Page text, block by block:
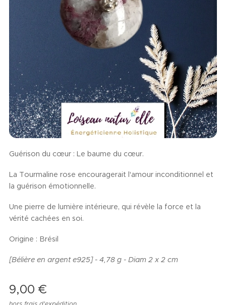
Guérison du cœur : Le baume du cœur.
La Tourmaline rose encouragerait l'amour inconditionnel et
la guérison émotionnelle.
Une pierre de lumière intérieure, qui révèle la force et la
vérité cachées en soi.
Origine : Brésil
[Bélière en argent e925] - 4,78 g - Diam 2 x 2 cm
9,00 €